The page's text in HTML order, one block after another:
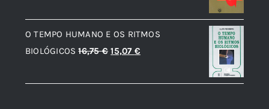
original
era:
27,22 €.
atual
é:
24,50 €.
O TEMPO HUMANO E OS RITMOS
BIOLÓGICOS 16,75€ O
original
15,07 €O
atual